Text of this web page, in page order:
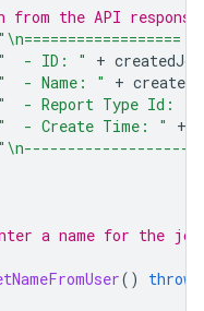
the API
"  - ID: " + createdJob
"  - Name: " +
"  - Report Type Id: "
"  - Create Time: " +
a name for the
() throws